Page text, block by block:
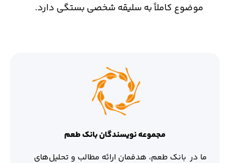
موضوع کاملاً به سلیقه شخصی بستگی دارد.
مجموعه نویسندگان بانک طعم
ما در بانک طعم، هدفمان ارائه مطالب و تحلیل‌های